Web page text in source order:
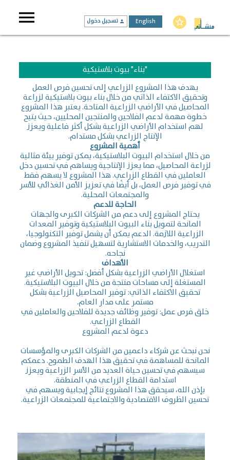
menu star_border
English
person تسجيل دخول
"بناء" بيوت بلاستيكية
يهدف هذا المشروع الزراعي إلى تحسين فرص العمل
وتحقيق الاكتفاء الذاتي من خلال بناء بيوت بلاستيكية لزراعة
المحاصيل في الأراضي الزراعية المتاحة. يعتبر هذا المشروع
خطوة مهمة لدعم الفلاحين والمنتجين المحليين، حيث يتيح
لهم استخدام الأراضي الزراعية بشكل أكثر فاعلية ويعزز
الإنتاج الزراعي بشكل مستدام.
أهمية المشروع
من خلال استخدام البيوت البلاستيكية، يمكن توفير بيئة مثالية
لزراعة المحاصيل، مما يعزز الإنتاجية ويساهم في تحسين دخل
العاملين في القطاع الزراعي. هذا المشروع لا يسهم فقط
في توفير فرص العمل، بل أيضًا في تعزيز الأمن الغذائي للأسر
والمجتمعات المحلية.
الحاجة للدعم
يحتاج المشروع إلى دعم من الشركات الكبرى والجهات
المانحة لتمويل بناء البيوت البلاستيكية وتوفير المعدات
الزراعية اللازمة. الدعم يمكن أن يشمل توفير التكنولوجيا،
التدريب، والخدمات الاستشارية لتسهيل تنفيذ المشروع وضمان
نجاحه.
الأهداف
استغلال الأراضي الزراعية بشكل أفضل: تحويل الأراضي غير
المستغلة إلى مساحات منتجة من خلال البيوت البلاستيكية.
تحقيق الاكتفاء الذاتي: توفير المحاصيل الزراعية بشكل
مستمر على مدار العام.
خلق فرص عمل: توفير وظائف جديدة للفلاحين والعاملين في
القطاع الزراعي.
دعوة لدعم المشروع
نحن نبحث عن شركاء داعمين من الشركات الكبرى والمؤسسات
المانحة للمساهمة في تحقيق هذا الهدف الطموح. دعمكم
سيسهم في تحسين حياة العديد من الأسر الزراعية ويعزز
استدامة القطاع الزراعي في المنطقة.
بإذن الله، سيحقق هذا المشروع نتائج إيجابية ويسهم في
تحسين الظروف الاقتصادية والاجتماعية للمجتمعات الزراعية.